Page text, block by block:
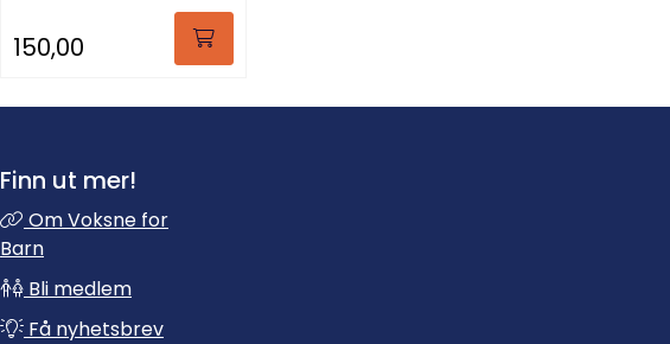
150,00
Finn ut mer!
Om Voksne for
Barn
Bli medlem
Få nyhetsbrev